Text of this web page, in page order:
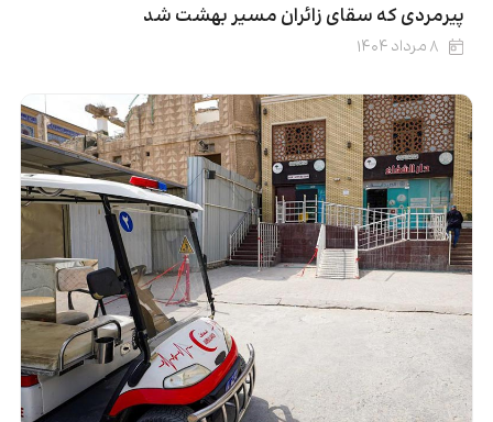
پیرمردی که سقای زائران مسیر بهشت شد
۸ مرداد ۱۴۰۴